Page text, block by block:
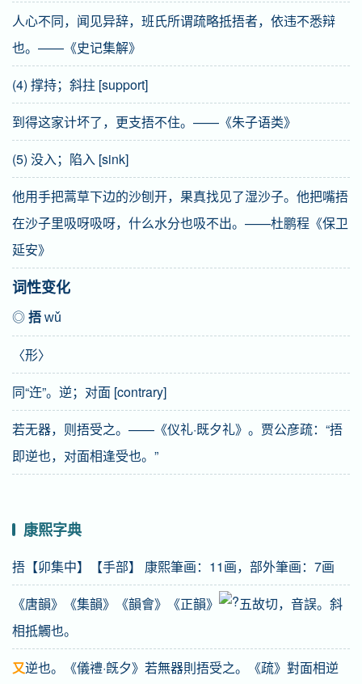
人心不同，闻见异辞，班氏所谓疏略抵捂者，依违不悉辩
也。——《史记集解》
(4) 撑持；斜拄 [support]
到得这家计坏了，更支捂不住。——《朱子语类》
(5) 没入；陷入 [sink]
他用手把蒿草下边的沙刨开，果真找见了湿沙子。他把嘴捂
在沙子里吸呀吸呀，什么水分也吸不出。——杜鹏程《保卫
延安》
词性变化
◎捂 wǔ
〈形〉
同“迕”。逆；对面 [contrary]
若无器，则捂受之。——《仪礼·既夕礼》。贾公彦疏：“捂
即逆也，对面相逢受也。”
康熙字典
捂【卯集中】【手部】 康熙筆画：11画，部外筆画：7画
《唐韻》《集韻》《韻會》《正韻》
五故切，音誤。斜
相抵觸也。
又逆也。《儀禮·旣夕》若無器則捂受之。《疏》對面相逆